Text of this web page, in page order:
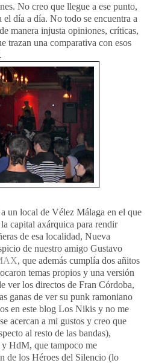
No creo que llegue a ese punto,
día a día. No todo se encuentra a
manera injusta opiniones, críticas,
trazan una comparativa con esos
un local de Vélez Málaga en el que
capital axárquica para rendir
de esa localidad, Nueva
de nuestro amigo Gustavo
, que además cumplía dos añitos
temas propios y una versión
ver los directos de Fran Córdoba,
ganas de ver su punk ramoniano
en este blog Los Nikis y no me
acercan a mi gustos y creo que
al resto de las bandas),
y HdM, que tampoco me
de los Héroes del Silencio (lo